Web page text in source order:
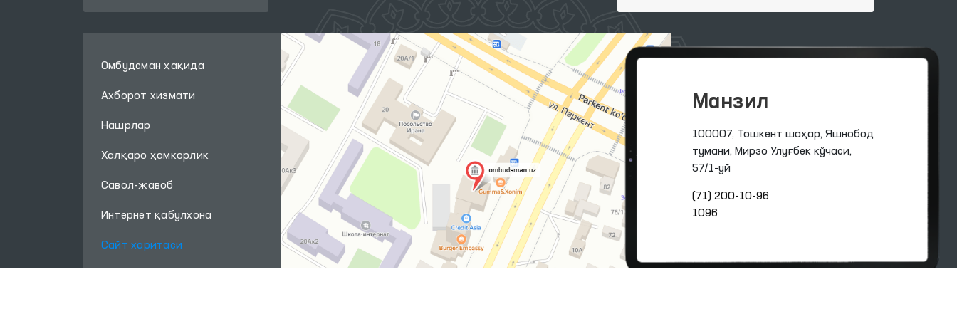
Омбудсман ҳақида
Ахборот хизмати
Нашрлар
Халқаро ҳамкорлик
Савол-жавоб
Интернет қабулхона
Сайт харитаси
Манзил
100007, Тошкент шаҳар, Яшнобод
тумани, Мирзо Улуғбек кўчаси,
57/1-уй
(71) 200-10-96
1096